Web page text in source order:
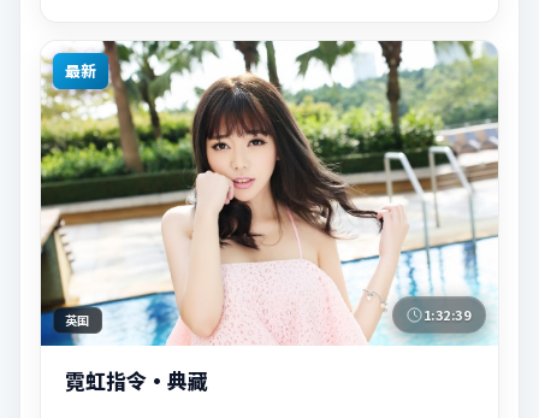
最新
英国 1:32:39
霓虹指令·典藏